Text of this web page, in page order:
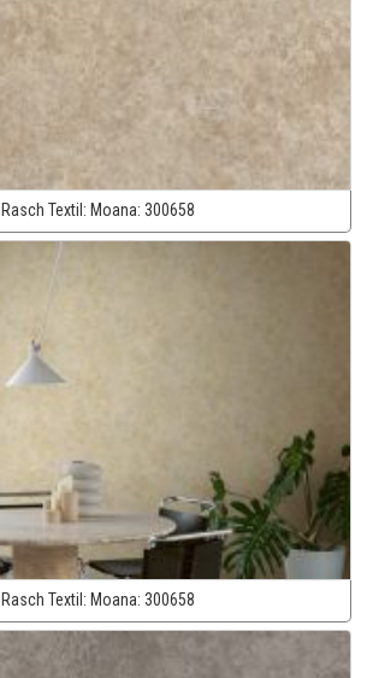
Rasch Textil: Moana: 300658
Rasch Textil: Moana: 300658